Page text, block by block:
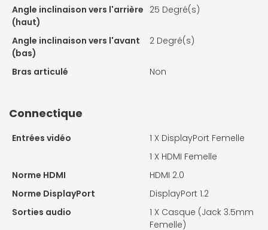
Angle inclinaison vers l'arrière
(haut)
25 Degré(s)
Angle inclinaison vers l'avant
(bas)
2 Degré(s)
Bras articulé Non
Connectique
Entrées vidéo 1 X DisplayPort Femelle
1 X HDMI Femelle
Norme HDMI
HDMI 2.0
Norme DisplayPort
DisplayPort 1.2
Sorties audio
1 X Casque (Jack 3.5mm
Femelle)